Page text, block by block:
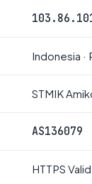
Indonesia ·
STMIK
AS136079
HTTPS Valid